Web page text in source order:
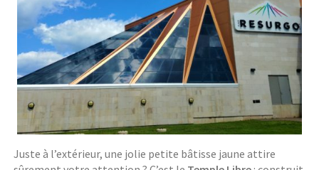
Juste à l’extérieur, une jolie petite bâtisse jaune attire